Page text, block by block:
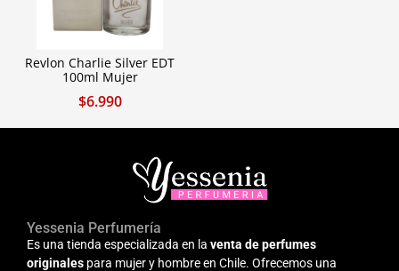
Revlon Charlie Silver EDT
100ml Mujer
$6.990
Yessenia Perfumería
Es una tienda especializada en la venta de perfumes
originales para mujer y hombre en Chile. Ofrecemos una